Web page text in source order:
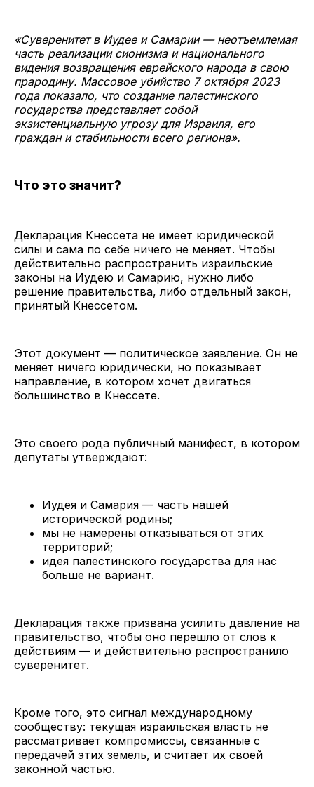
«Суверенитет в Иудее и Самарии — неотъемлемая
часть реализации сионизма и национального
видения возвращения еврейского народа в свою
прародину. Массовое убийство 7 октября 2023
года показало, что создание палестинского
государства представляет собой
экзистенциальную угрозу для Израиля, его
граждан и стабильности всего региона».
Что это значит?
Декларация Кнессета не имеет юридической
силы и сама по себе ничего не меняет. Чтобы
действительно распространить израильские
законы на Иудею и Самарию, нужно либо
решение правительства, либо отдельный закон,
принятый Кнессетом.
Этот документ — политическое заявление. Он не
меняет ничего юридически, но показывает
направление, в котором хочет двигаться
большинство в Кнессете.
Это своего рода публичный манифест, в котором
депутаты утверждают:
Иудея и Самария — часть нашей
исторической родины;
мы не намерены отказываться от этих
территорий;
идея палестинского государства для нас
больше не вариант.
Декларация также призвана усилить давление на
правительство, чтобы оно перешло от слов к
действиям — и действительно распространило
суверенитет.
Кроме того, это сигнал международному
сообществу: текущая израильская власть не
рассматривает компромиссы, связанные с
передачей этих земель, и считает их своей
законной частью.